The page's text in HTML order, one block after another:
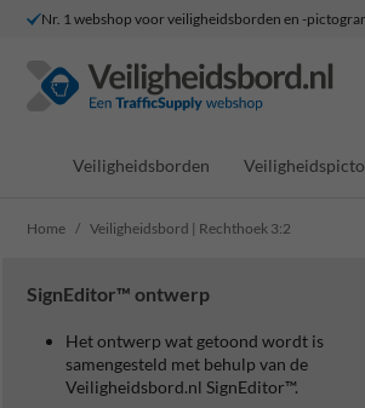
Nr. 1 webshop voor veiligheidsborden en -
Veiligheidsborden
Home Veiligheidsbord | Rechthoek 3:2
SignEditor™ ontwerp
Het ontwerp wat getoond wordt is
samengesteld met behulp van de
Veiligheidsbord.nl SignEditor™.